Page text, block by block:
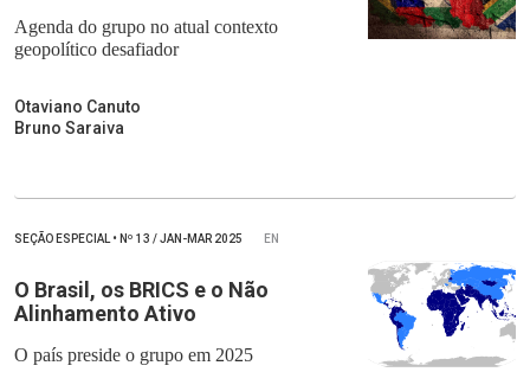
Agenda do grupo no atual contexto
geopolítico desafiador
Otaviano Canuto
Bruno Saraiva
SEÇÃO ESPECIAL• Nº 13 / JAN-MAR 2025 EN
O Brasil, os BRICS e o Não
Alinhamento Ativo
O país preside o grupo em 2025